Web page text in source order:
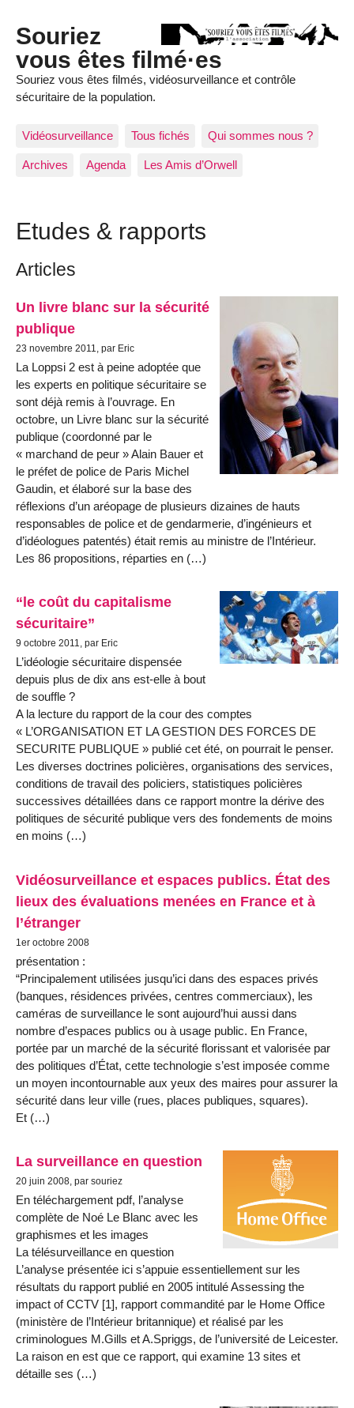
Souriez
vous êtes filmé·es
Souriez vous êtes filmés, vidéosurveillance et contrôle
sécuritaire de la population.
Vidéosurveillance Tous fichés Qui sommes nous ?
Archives Agenda Les Amis d’Orwell
Etudes & rapports
Articles
Un livre blanc sur la sécurité
publique
23 novembre 2011, par Eric
La Loppsi 2 est à peine adoptée que
les experts en politique sécuritaire se
sont déjà remis à l’ouvrage. En
octobre, un Livre blanc sur la sécurité
publique (coordonné par le
« marchand de peur » Alain Bauer et
le préfet de police de Paris Michel
Gaudin, et élaboré sur la base des
réflexions d’un aréopage de plusieurs dizaines de hauts
responsables de police et de gendarmerie, d’ingénieurs et
d’idéologues patentés) était remis au ministre de l’Intérieur.
Les 86 propositions, réparties en (…)
“le coût du capitalisme
sécuritaire”
9 octobre 2011, par Eric
L’idéologie sécuritaire dispensée
depuis plus de dix ans est-elle à bout
de souffle ?
A la lecture du rapport de la cour des comptes
« L’ORGANISATION ET LA GESTION DES FORCES DE
SECURITE PUBLIQUE » publié cet été, on pourrait le penser.
Les diverses doctrines policières, organisations des services,
conditions de travail des policiers, statistiques policières
successives détaillées dans ce rapport montre la dérive des
politiques de sécurité publique vers des fondements de moins
en moins (…)
Vidéosurveillance et espaces publics. État des
lieux des évaluations menées en France et à
l’étranger
1er octobre 2008
présentation :
“Principalement utilisées jusqu’ici dans des espaces privés
(banques, résidences privées, centres commerciaux), les
caméras de surveillance le sont aujourd’hui aussi dans
nombre d’espaces publics ou à usage public. En France,
portée par un marché de la sécurité florissant et valorisée par
des politiques d’État, cette technologie s’est imposée comme
un moyen incontournable aux yeux des maires pour assurer la
sécurité dans leur ville (rues, places publiques, squares).
Et (…)
La surveillance en question
20 juin 2008, par souriez
En téléchargement pdf, l’analyse
complète de Noé Le Blanc avec les
graphismes et les images
La télésurveillance en question
L’analyse présentée ici s’appuie essentiellement sur les
résultats du rapport publié en 2005 intitulé Assessing the
impact of CCTV [1], rapport commandité par le Home Office
(ministère de l’Intérieur britannique) et réalisé par les
criminologues M.Gills et A.Spriggs, de l’université de Leicester.
La raison en est que ce rapport, qui examine 13 sites et
détaille ses (…)